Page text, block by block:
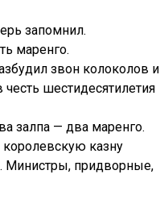
запомнил.
маренго.
звон колоколов и
шестидесятилетия
залпа — два маренго.
казну
Министры, придворные,